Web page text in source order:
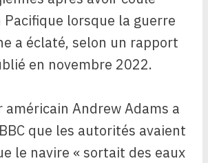
Pacifique lorsque la guerre
a éclaté, selon un rapport
en novembre 2022.
américain Andrew Adams a
que les autorités avaient
le navire « sortait des eaux